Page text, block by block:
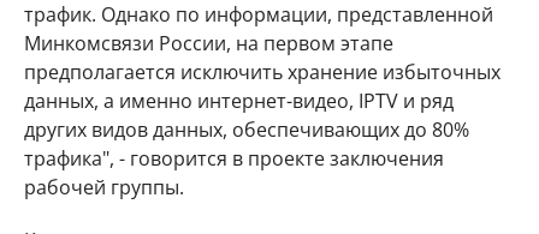
трафик. Однако по информации, представленной
Минкомсвязи России, на первом этапе
предполагается исключить хранение избыточных
данных, а именно интернет-видео, IPTV и ряд
других видов данных, обеспечивающих до 80%
трафика", - говорится в проекте заключения
рабочей группы.